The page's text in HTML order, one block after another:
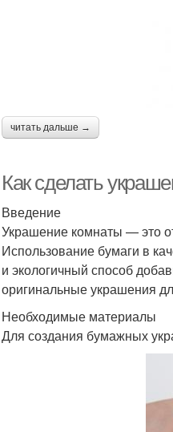
читать дальше →
Как сделать
Введение
Украшение комнаты — это
Использование бумаги в
и экологичный способ
оригинальные украшения
Необходимые материалы
Для создания бумажных